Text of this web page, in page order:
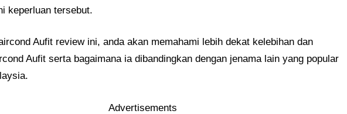
keperluan tersebut.
Aufit review ini, anda akan memahami lebih dekat kelebihan dan
Aufit serta bagaimana ia dibandingkan dengan jenama lain yang popular
Advertisements